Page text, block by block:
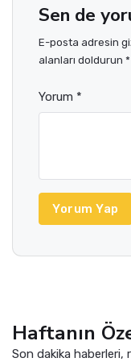
Sen de
E-posta adresin
alanları doldurun *
Yorum *
Yorum Yap
Haftanın
Son dakika haberleri,